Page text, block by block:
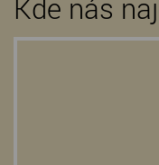
Kde nás